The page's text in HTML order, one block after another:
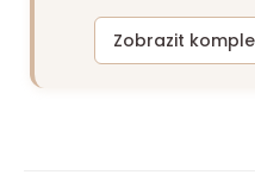
Zobrazit